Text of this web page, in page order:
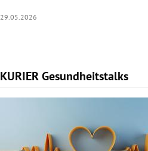
29.05.2026
KURIER Gesundheitstalks
Slide 1 von 7